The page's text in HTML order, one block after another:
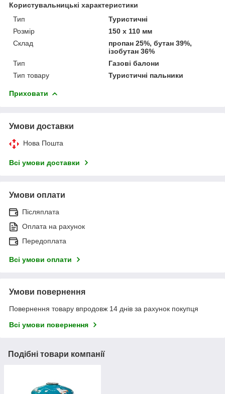
Користувальницькі характеристики
Тип
Туристичні
Розмір
150 x 110 мм
Склад
пропан 25%, бутан 39%,
ізобутан 36%
Тип
Газові балони
Тип товару
Туристичні пальники
Приховати
Умови доставки
Нова Пошта
Всі умови доставки
Умови оплати
Післяплата
Оплата на рахунок
Передоплата
Всі умови оплати
Умови повернення
Повернення товару впродовж 14 днів за рахунок покупця
Всі умови повернення
Подібні товари компанії